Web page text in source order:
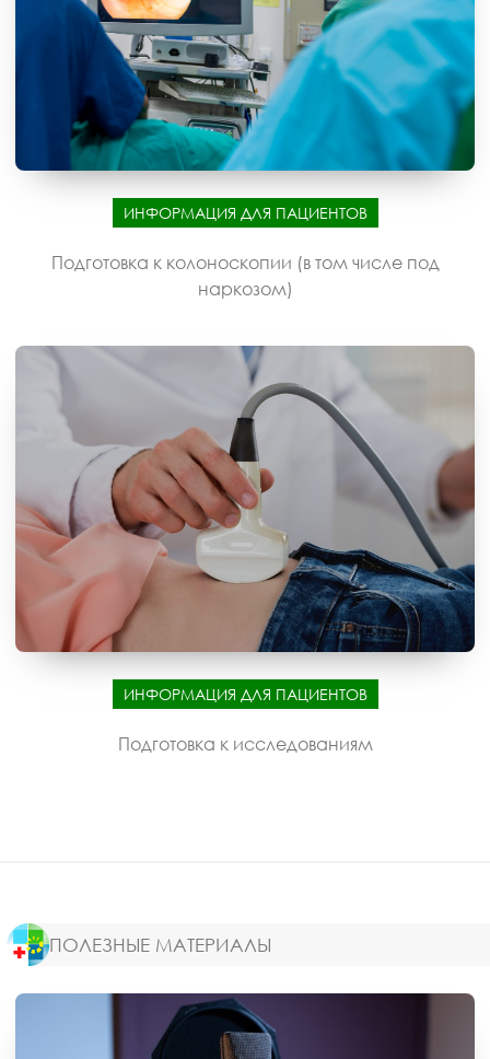
ИНФОРМАЦИЯ ДЛЯ ПАЦИЕНТОВ
Подготовка к колоноскопии (в том числе под
наркозом)
ИНФОРМАЦИЯ ДЛЯ ПАЦИЕНТОВ
Подготовка к исследованиям
ПОЛЕЗНЫЕ МАТЕРИАЛЫ